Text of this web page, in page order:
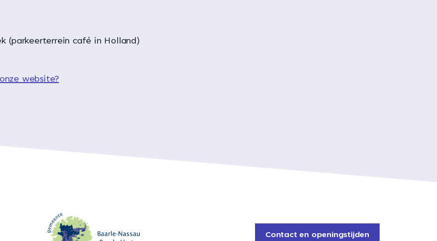
(parkeerterrein café in Holland)
website?
Contact en openingstijden